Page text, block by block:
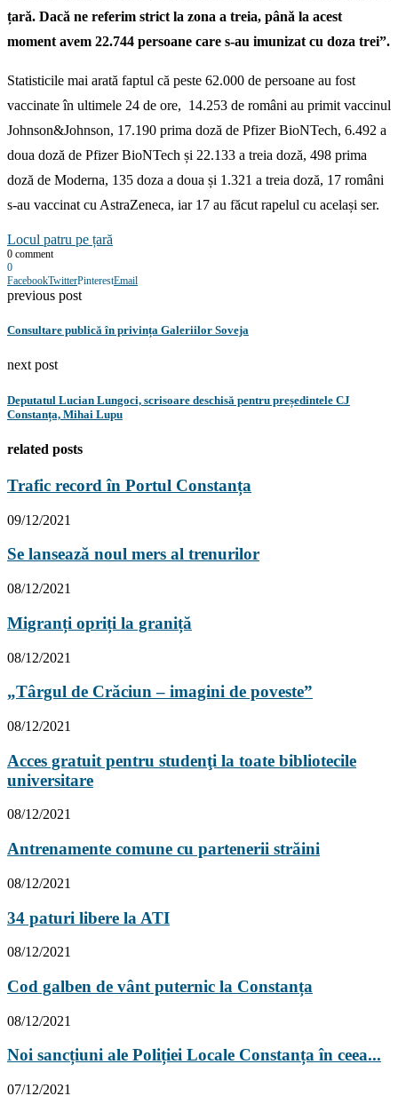
țară. Dacă ne referim strict la zona a treia, până la acest
moment avem 22.744 persoane care s-au imunizat cu doza trei”.
Statisticile mai arată faptul că peste 62.000 de persoane au fost
vaccinate în ultimele 24 de ore, 14.253 de români au primit vaccinul
Johnson&Johnson, 17.190 prima doză de Pfizer BioNTech, 6.492 a
doua doză de Pfizer BioNTech și 22.133 a treia doză, 498 prima
doză de Moderna, 135 doza a doua și 1.321 a treia doză, 17 români
s-au vaccinat cu AstraZeneca, iar 17 au făcut rapelul cu același ser.
Locul patru pe țară
0 comment
0
FacebookTwitterPinterestEmail
previous post
Consultare publică în privința Galeriilor Soveja
next post
Deputatul Lucian Lungoci, scrisoare deschisă pentru președintele CJ
Constanța, Mihai Lupu
related posts
Trafic record în Portul Constanța
09/12/2021
Se lansează noul mers al trenurilor
08/12/2021
Migranți opriți la graniță
08/12/2021
„Târgul de Crăciun – imagini de poveste”
08/12/2021
Acces gratuit pentru studenţi la toate bibliotecile
universitare
08/12/2021
Antrenamente comune cu partenerii străini
08/12/2021
34 paturi libere la ATI
08/12/2021
Cod galben de vânt puternic la Constanța
08/12/2021
Noi sancțiuni ale Poliției Locale Constanța în ceea...
07/12/2021